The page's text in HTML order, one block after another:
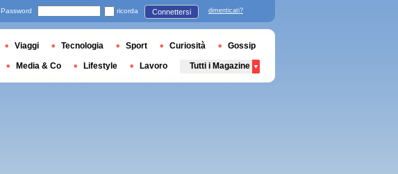
Password ricorda Connettersi dimenticati?
Viaggi Tecnologia Sport Curiosità Gossip
Media & Co Lifestyle Lavoro Tutti i Magazine